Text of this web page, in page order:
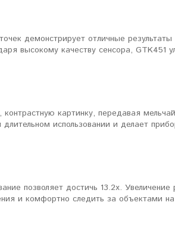
демонстрирует отличные результаты
высокому качеству сенсора, GTK451
картинку, передавая
использовании и делает
позволяет достичь 13.2x. Увеличение
и комфортно следить за объектами